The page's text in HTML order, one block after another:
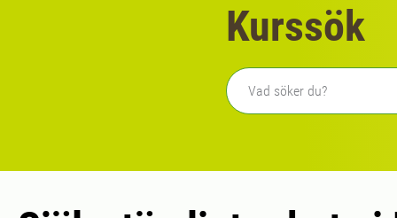
Kurssök
Fritext sökning